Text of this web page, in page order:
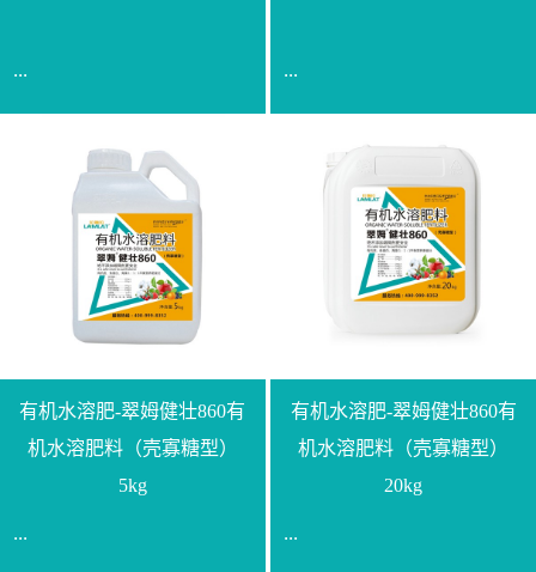
...
【通用名称】脲甲醛缓释
氮肥【产品形态】水剂
【产品规格】1000g【技术
指标】N≥330g/L【企业标
准】Q/LML O01-2022【使
用方法】1、飞防：每亩
复配其他农药、肥料并提
高药效，间隔2-3周，可连
释均匀喷施苗床;移栽前一
...
【通用名称】微生物菌剂
【产品剂型】颗粒【产品
规格】20kg【技术指标】
有效活菌数≥10.0亿/克【增
效物质】有机质≥40%;小分
子有机碳≥23%;壳寡糖
底肥：亩用本品40kg-
100kg可替代有机肥，配合
与复合肥、水溶肥或细土
有机水溶肥-翠姆健壮860有
机水溶肥料（壳寡糖型）
5kg
...
有机水溶肥-翠姆健壮860有
机水溶肥料（壳寡糖型）
20kg
...